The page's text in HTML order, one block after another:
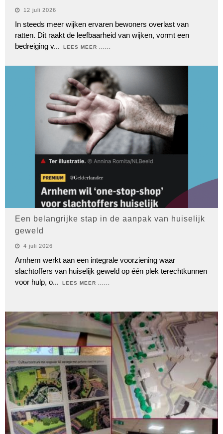
12 juli 2026
In steeds meer wijken ervaren bewoners overlast van
ratten. Dit raakt de leefbaarheid van wijken, vormt een
bedreiging v... LEES MEER ......
Een belangrijke stap in de aanpak van huiselijk
geweld
4 juli 2026
Arnhem werkt aan een integrale voorziening waar
slachtoffers van huiselijk geweld op één plek terechtkunnen
voor hulp, o... LEES MEER ......